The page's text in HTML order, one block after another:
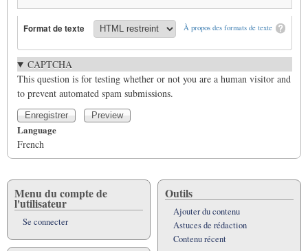
À propos des formats de texte
Format de texte
CAPTCHA
This question is for testing whether or not you are a human visitor and
to prevent automated spam submissions.
Language
French
Menu du compte de
l'utilisateur
Se connecter
Outils
Ajouter du contenu
Astuces de rédaction
Contenu récent